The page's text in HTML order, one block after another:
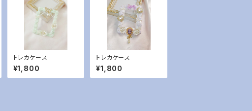
トレカケース
¥1,800
トレカケース
¥1,800